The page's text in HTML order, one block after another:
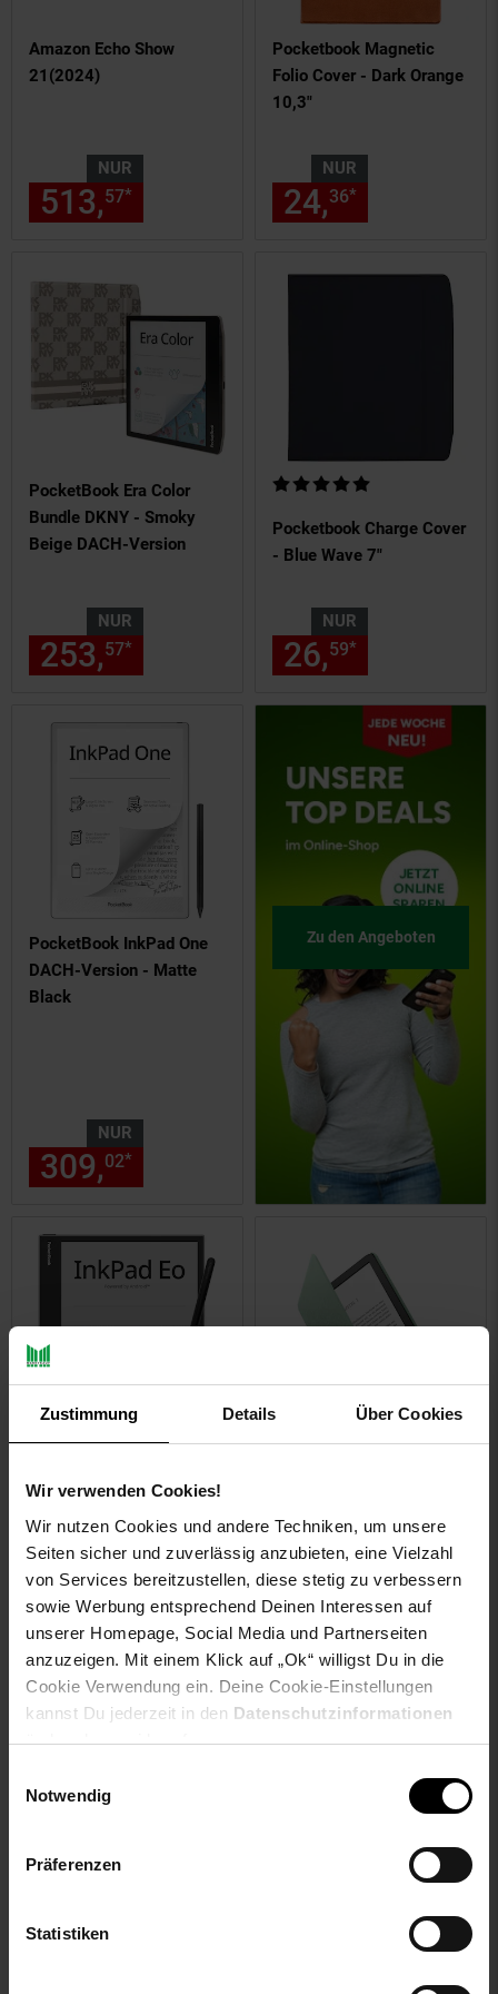
Zustimmung Details Über Cookies
Wir verwenden Cookies!
Wir nutzen Cookies und andere Techniken, um unsere
Seiten sicher und zuverlässig anzubieten, eine Vielzahl
von Services bereitzustellen, diese stetig zu verbessern
sowie Werbung entsprechend Deinen Interessen auf
unserer Homepage, Social Media und Partnerseiten
anzuzeigen. Mit einem Klick auf „Ok“ willigst Du in die
Cookie Verwendung ein. Deine Cookie-Einstellungen
kannst Du jederzeit in den Datenschutzinformationen
ändern bzw. widerrufen.
Notwendig
Präferenzen
Statistiken
Amazon Echo Show
21(2024)
NUR
513,57* € Sternchen
Pocketbook Magnetic
Folio Cover - Dark Orange
10,3"
NUR
24,36*
PocketBook Era Color
Bundle DKNY - Smoky
Beige DACH-Version
NUR
253,57* € Sternchen
Pocketbook Charge Cover
- Blue Wave 7"
Kundenbewertung: 5 von 5
NUR
26,59*
PocketBook InkPad One
DACH-Version - Matte
Black
NUR
309,02* € Sternchen
Zu den Angeboten
Mist Grey
NUR
530,85*nur 530,85€ Sternchen
Matchagrün
NUR
35,93*nur 35,
Color + Shell Cover black
PocketBook Verse Pro -
Kundenbewertung: 5 von 5